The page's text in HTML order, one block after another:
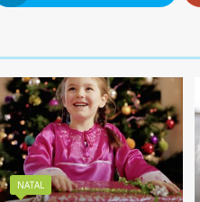
NATAL